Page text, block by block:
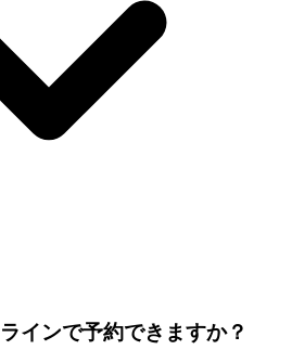
インで予約できますか？